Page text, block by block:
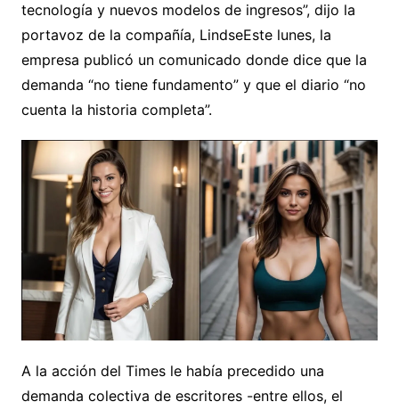
tecnología y nuevos modelos de ingresos”, dijo la
portavoz de la compañía, LindseEste lunes, la
empresa publicó un comunicado donde dice que la
demanda “no tiene fundamento” y que el diario “no
cuenta la historia completa”.
A la acción del Times le había precedido una
demanda colectiva de escritores -entre ellos, el